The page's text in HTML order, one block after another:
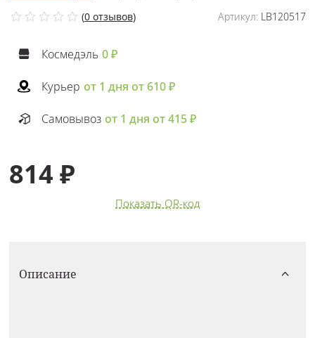
Артикул:LB120517
(0 отзывов)
Космедэль 0 ₽
Курьер от 1 дня от 610 ₽
Самовывоз от 1 дня от 415 ₽
814 ₽
Показать QR-код
Описание